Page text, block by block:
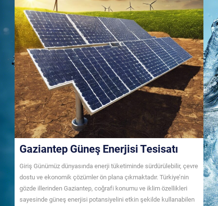
Gaziantep Güneş Enerjisi Tesisatı
Giriş Günümüz dünyasında enerji tüketiminde sürdürülebilir, çevre
dostu ve ekonomik çözümler ön plana çıkmaktadır. Türkiye’nin
gözde illerinden Gaziantep, coğrafi konumu ve iklim özellikleri
sayesinde güneş enerjisi potansiyelini etkin şekilde kullanabilen